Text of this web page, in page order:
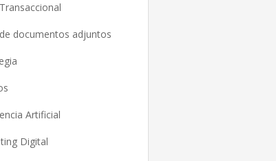
documentos adjuntos
Artificial
Digital